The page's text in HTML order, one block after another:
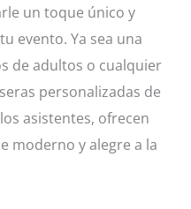
un toque único y
evento. Ya sea una
de adultos o cualquier
personalizadas de
asistentes, ofrecen
moderno y alegre a la